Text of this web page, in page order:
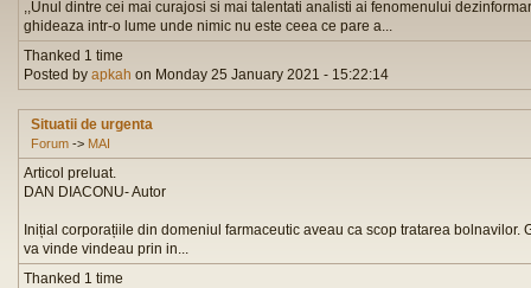
,,Unul dintre cei mai curajosi si mai talentati analisti ai fenomenului
ghideaza intr-o lume unde nimic nu este ceea ce pare a...
Thanked 1 time
Posted by apkah on Monday 25 January 2021 - 15:22:14
Situatii de urgenta
Forum -> MAI
Articol preluat.
DAN DIACONU- Autor
Inițial corporațiile din domeniul farmaceutic aveau ca scop tratarea
va vinde vindeau prin in...
Thanked 1 time